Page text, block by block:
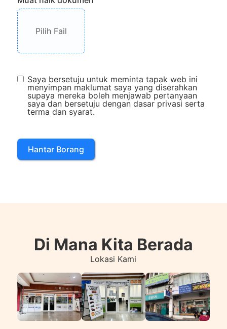
Pilih Fail
Saya bersetuju untuk meminta tapak web ini
menyimpan maklumat saya yang diserahkan
supaya mereka boleh menjawab pertanyaan
saya dan bersetuju dengan dasar privasi serta
terma dan syarat.
Hantar Borang
Di Mana Kita Berada
Lokasi Kami